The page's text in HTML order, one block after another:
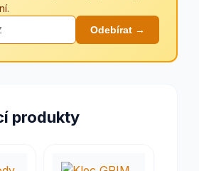
Odebírat →
produkty